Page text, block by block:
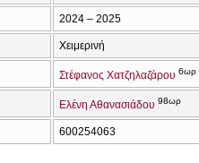
2024 – 2025
Χειμερινή
Στέφανος Χατζηλαζάρου 6ωρ
Ελένη Αθανασιάδου 98ωρ
600254063